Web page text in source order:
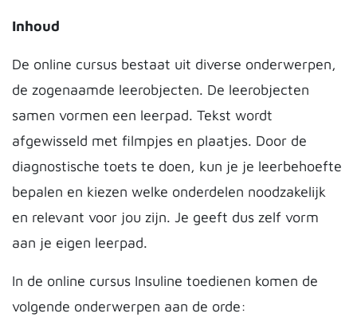
Inhoud
De online cursus bestaat uit diverse onderwerpen,
de zogenaamde leerobjecten. De leerobjecten
samen vormen een leerpad. Tekst wordt
afgewisseld met filmpjes en plaatjes. Door de
diagnostische toets te doen, kun je je leerbehoefte
bepalen en kiezen welke onderdelen noodzakelijk
en relevant voor jou zijn. Je geeft dus zelf vorm
aan je eigen leerpad.
In de online cursus Insuline toedienen komen de
volgende onderwerpen aan de orde: